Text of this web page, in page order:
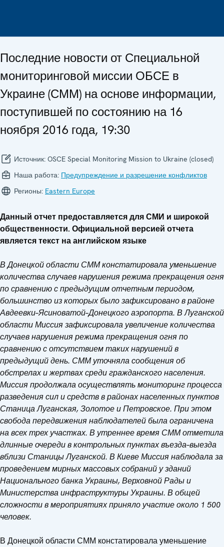
Последние новости от Специальной
мониторинговой миссии ОБСЕ в
Украине (СММ) на основе информации,
поступившей по состоянию на 16
ноября 2016 года, 19:30
Источник: OSCE Special Monitoring Mission to Ukraine (closed)
Наша работа: Предупреждение и разрешение конфликтов
Регионы: Eastern Europe
Данный отчет предоставляется для СМИ и широкой
общественности. Официальной версией отчета
является текст на английском языке
В Донецкой области СММ констатировала уменьшение
количества случаев нарушения режима прекращения огня
по сравнению с предыдущим отчетным периодом,
большинство из которых было зафиксировано в районе
Авдеевки–Ясиноватой–Донецкого аэропорта. В Луганской
области Миссия зафиксировала увеличение количества
случаев нарушения режима прекращения огня по
сравнению с отсутствием таких нарушений в
предыдущий день. СММ уточняла сообщения об
обстрелах и жертвах среди гражданского населения.
Миссия продолжала осуществлять мониторинг процесса
разведения сил и средств в районах населенных пунктов
Станица Луганская, Золотое и Петровское. При этом
свобода передвижения наблюдателей была ограничена
на всех трех участках. В утреннее время СММ отметила
длинные очереди в контрольных пунктах въезда–выезда
вблизи Станицы Луганской. В Киеве Миссия наблюдала за
проведением мирных массовых собраний у зданий
Национального банка Украины, Верховной Рады и
Министерства инфраструктуры Украины. В общей
сложности в мероприятиях приняло участие около 1 500
человек.
В Донецкой области СММ констатировала уменьшение